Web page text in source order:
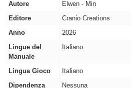
Autore
Elwen - Min
Editore
Cranio Creations
Anno
2026
Lingue del
Manuale
Italiano
Lingua Gioco
Italiano
Dipendenza
Nessuna